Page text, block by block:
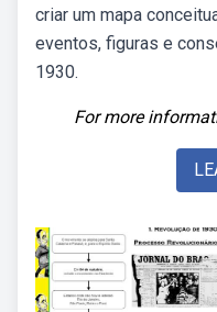
criar um mapa
eventos, figuras e
1930.
For more